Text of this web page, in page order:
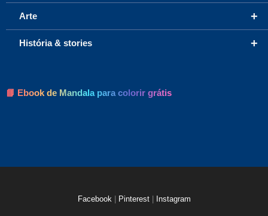
+
Arte
+
História & stories
📘 Ebook de Mandala para colorir grátis
Facebook Pinterest Instagram